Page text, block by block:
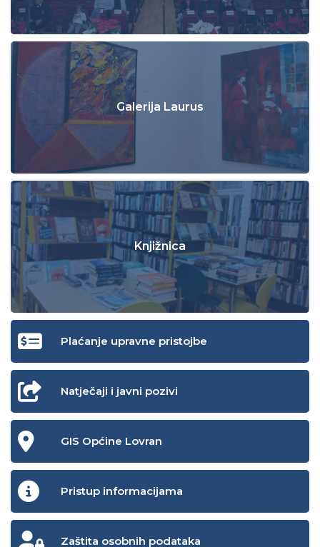
Galerija Laurus
Knjižnica
Plaćanje upravne pristojbe
Natječaji i javni pozivi
GIS Općine Lovran
Pristup informacijama
Zaštita osobnih podataka